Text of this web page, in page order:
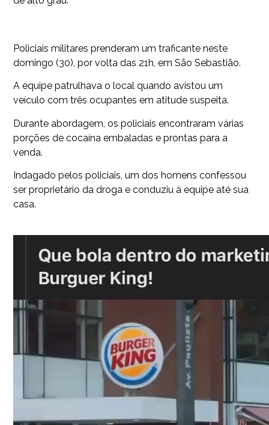
Policiais militares prenderam um traficante neste
domingo (30), por volta das 21h, em São Sebastião.
A equipe patrulhava o local quando avistou um
veículo com três ocupantes em atitude suspeita.
Durante abordagem, os policiais encontraram várias
porções de cocaína embaladas e prontas para a
venda.
Indagado pelos policiais, um dos homens confessou
ser proprietário da droga e conduziu à equipe até sua
casa.